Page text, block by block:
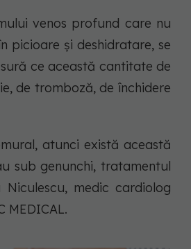
venos profund care nu
picioare și deshidratare, se
ce această cantitate de
de tromboză, de închidere
atunci există această
sub genunchi, tratamentul
medic cardiolog
MEDICAL.